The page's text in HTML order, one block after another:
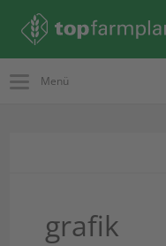
Menü
grafik